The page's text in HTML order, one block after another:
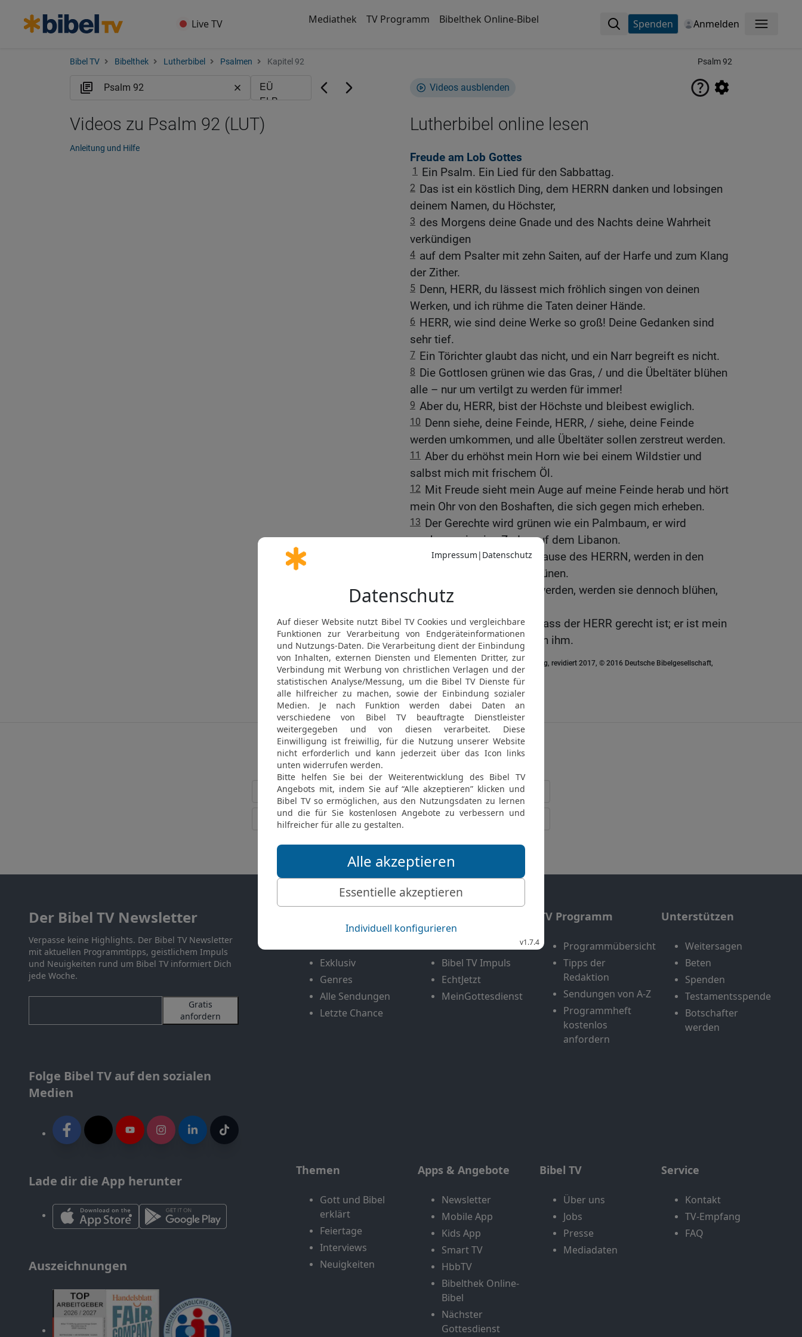
Live TV Mediathek TV Programm Bibelthek Online-Bibel Spenden Anmelden Menü
Bibel TV Bibelthek Lutherbibel Psalmen Kapitel 92 Psalm 92
Videos ausblenden
Lutherbibel online lesen
Freude am Lob Gottes
1 Ein Psalm. Ein Lied für den Sabbattag.
2 Das ist ein köstlich Ding, dem HERRN danken und lobsingen
deinem Namen, du Höchster,
3 des Morgens deine Gnade und des Nachts deine Wahrheit
verkündigen
4 auf dem Psalter mit zehn Saiten, auf der Harfe und zum Klang
der Zither.
5 Denn, HERR, du lässest mich fröhlich singen von deinen
Werken, und ich rühme die Taten deiner Hände.
6 HERR, wie sind deine Werke so groß! Deine Gedanken sind
sehr tief.
7 Ein Törichter glaubt das nicht, und ein Narr begreift es nicht.
8 Die Gottlosen grünen wie das Gras, / und die Übeltäter blühen
alle – nur um vertilgt zu werden für immer!
9 Aber du, HERR, bist der Höchste und bleibest ewiglich.
10 Denn siehe, deine Feinde, HERR, / siehe, deine Feinde
werden umkommen, und alle Übeltäter sollen zerstreut werden.
11 Aber du erhöhst mein Horn wie bei einem Wildstier und
salbst mich mit frischem Öl.
12 Mit Freude sieht mein Auge auf meine Feinde herab und hört
mein Ohr von den Boshaften, die sich gegen mich erheben.
13 Der Gerechte wird grünen wie ein Palmbaum, er wird
wachsen wie eine Zeder auf dem Libanon.
Die gepflanzt sind im Hause des HERRN, werden in den
Vorhöfen unsres Gottes grünen.
15 Und wenn sie auch alt werden, werden sie dennoch blühen,
fruchtbar und frisch sein,
16 dass sie verkündigen, dass der HERR gerecht ist; er ist mein
Fels und kein Unrecht ist an ihm.
Die Bibel nach Martin Luthers Übersetzung, revidiert 2017, © 2016 Deutsche Bibelgesellschaft,
Stuttgart
Videos zu Psalm 92 (LUT)
Anleitung und Hilfe
Möchtest du uns Feedback geben?
Bewertung der Bibelthek
Der Bibel TV Newsletter
Verpasse keine Highlights. Der Bibel TV Newsletter
mit aktuellen Programmtipps, geistlichem Impuls
und Neuigkeiten rund um Bibel TV informiert Dich
jede Woche.
Gratis
anfordern
Folge Bibel TV auf den sozialen
Medien
Lade dir die App herunter
Auszeichnungen
Exklusiv
Genres
Alle Sendungen
Letzte Chance
Bibel TV Impuls
EchtJetzt
MeinGottesdienst
TV Programm
Programmübersicht
Tipps der
Redaktion
Sendungen von A-Z
Programmheft
kostenlos
anfordern
Unterstützen
Weitersagen
Beten
Spenden
Testamentsspende
Botschafter
werden
Themen
Gott und Bibel
erklärt
Feiertage
Interviews
Neuigkeiten
Apps & Angebote
Newsletter
Mobile App
Kids App
Smart TV
HbbTV
Bibelthek Online-
Bibel
Nächster
Gottesdienst
Bibel TV
Über uns
Jobs
Presse
Mediadaten
Service
Kontakt
TV-Empfang
FAQ